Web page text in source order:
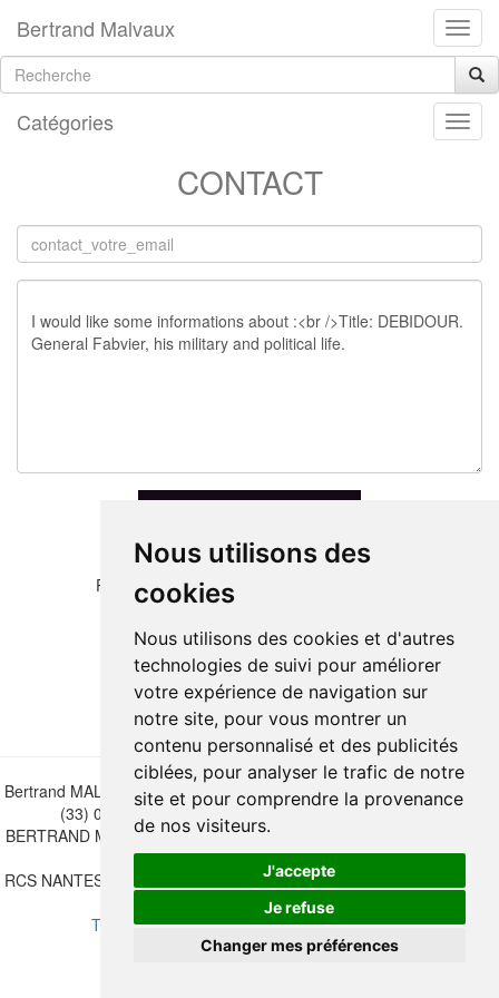
Nous utilisons des
cookies
Nous utilisons des cookies et d'autres
technologies de suivi pour améliorer
votre expérience de navigation sur
notre site, pour vous montrer un
contenu personnalisé et des publicités
ciblées, pour analyser le trafic de notre
site et pour comprendre la provenance
de nos visiteurs.
J'accepte
Je refuse
Changer mes préférences
Bertrand Malvaux
Catégories
CONTACT
Please copy the letters and numbers below:
Bertrand MALVAUX - 22 rue Crébillon, 44000 Nantes - FRANCE - Tél.
(33) 02 40 733 600 — bertrand.malvaux@wanadoo.fr
BERTRAND MALVAUX - ÉDITIONS DU CANONNIER SARL au capital
de 47.000 EUROS
RCS NANTES B 442 295 077 - N° INTRACOMMUNAUTAIRE CEE FR
30 442 295 077
Terms of sales-Update cookies preferences